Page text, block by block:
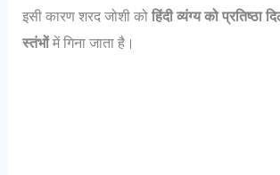
इसी कारण शरद जोशी कोहिंदी व्यंग्य को प्रतिष्ठा
स्तंभोंमें गिना जाता है।